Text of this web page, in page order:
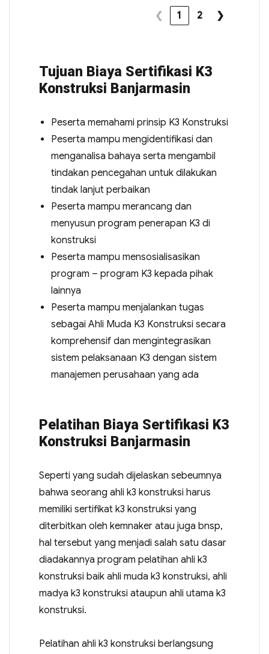
❮ 1 2 ❯
Tujuan Biaya Sertifikasi K3
Konstruksi Banjarmasin
Peserta memahami prinsip K3 Konstruksi
Peserta mampu mengidentifikasi dan
menganalisa bahaya serta mengambil
tindakan pencegahan untuk dilakukan
tindak lanjut perbaikan
Peserta mampu merancang dan
menyusun program penerapan K3 di
konstruksi
Peserta mampu mensosialisasikan
program – program K3 kepada pihak
lainnya
Peserta mampu menjalankan tugas
sebagai Ahli Muda K3 Konstruksi secara
komprehensif dan mengintegrasikan
sistem pelaksanaan K3 dengan sistem
manajemen perusahaan yang ada
Pelatihan Biaya Sertifikasi K3
Konstruksi Banjarmasin
Seperti yang sudah dijelaskan sebeumnya
bahwa seorang ahli k3 konstruksi harus
memiliki sertifikat k3 konstruksi yang
diterbitkan oleh kemnaker atau juga bnsp,
hal tersebut yang menjadi salah satu dasar
diadakannya program pelatihan ahli k3
konstruksi baik ahli muda k3 konstruksi, ahli
madya k3 konstruksi ataupun ahli utama k3
konstruksi.
Pelatihan ahli k3 konstruksi berlangsung